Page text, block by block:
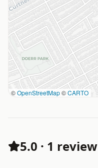
©OpenStreetMap©CARTO
5.0 · 1 review